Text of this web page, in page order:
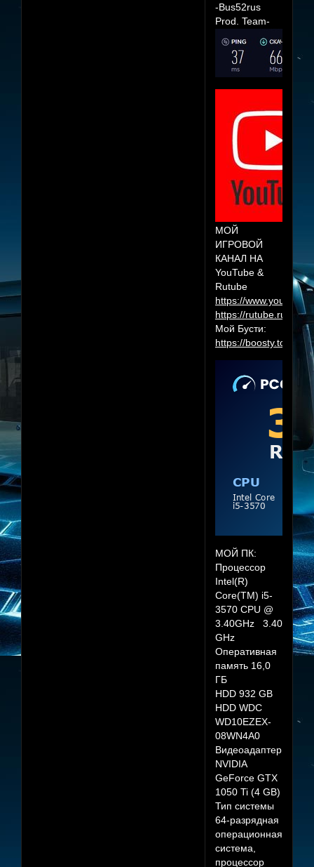
-Bus52rus
Prod. Team-
МОЙ
ИГРОВОЙ
КАНАЛ НА
YouTube &
Rutube
https://
https://rutube.ru/
Мой Бусти:
https://boosty.to/
МОЙ ПК:
Процессор
Intel(R)
Core(TM) i5-
3570 CPU @
3.40GHz 3.40
GHz
Оперативная
память 16,0
ГБ
HDD 932 GB
HDD WDC
WD10EZEX-
08WN4A0
Видеоадаптер
NVIDIA
GeForce GTX
1050 Ti (4 GB)
Тип системы
64-разрядная
операционная
система,
процессор